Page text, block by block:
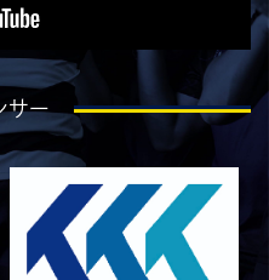
-青田宗久-
2 稲西輝紀
サー